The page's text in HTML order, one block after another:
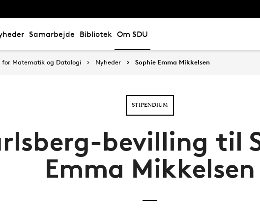
Samarbejde Bibliotek Om SDU
Matematik og Datalogi Nyheder Sophie Emma Mikkelsen
STIPENDIUM
bevilling til
Emma Mikkelsen